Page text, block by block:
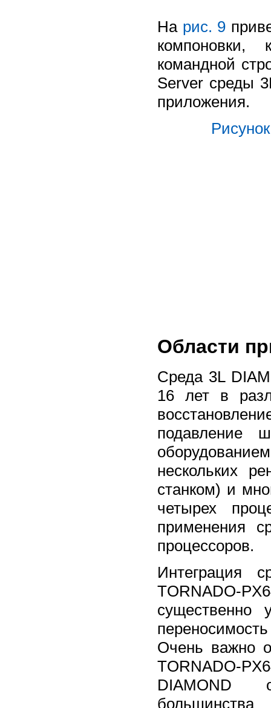
На рис. 9
компоновки,
командной
Server среды
приложения.
Области
Среда 3L
16 лет в
подавление
нескольких
станком) и
четырех
применения
процессоров.
Интеграция
TORNADO-
существенно
Очень важно
TORNADO-
DIAMOND